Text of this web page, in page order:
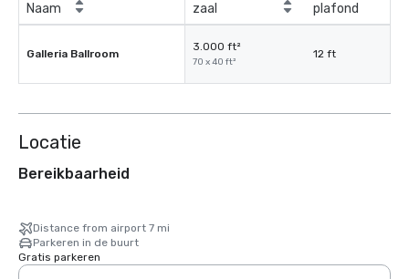
Naam
zaal
plafond
Galleria Ballroom
3.000 ft²
70 x 40 ft²
12 ft
Locatie
Bereikbaarheid
Distance from airport 7 mi
Parkeren in de buurt
Gratis parkeren